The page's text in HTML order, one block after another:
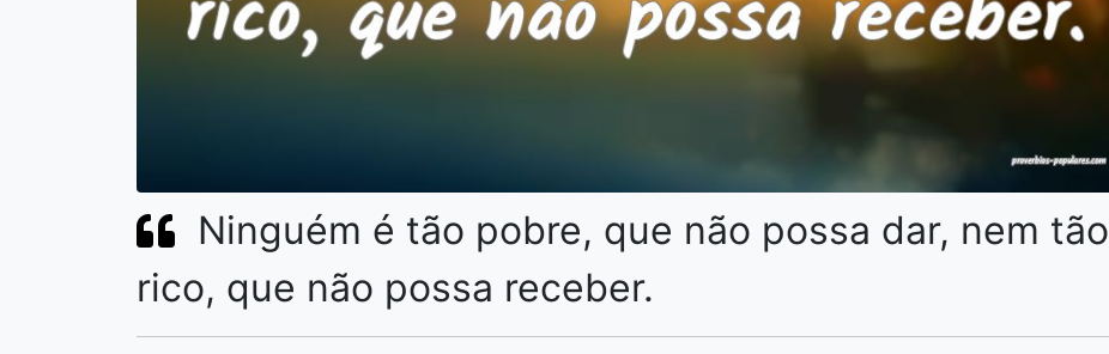
Ninguém é tão pobre, que não possa dar, nem tão
rico, que não possa receber.